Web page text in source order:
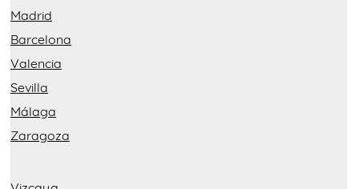
Madrid
Barcelona
Valencia
Sevilla
Málaga
Zaragoza